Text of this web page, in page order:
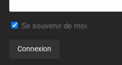
Se souvenir de moi